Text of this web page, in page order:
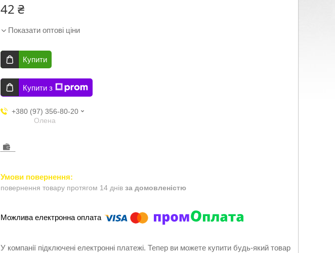
42 ₴
Показати оптові ціни
Купити
Купити з
+380 (97) 356-80-20
Олена
повернення товару протягом 14 днів за домовленістю
У компанії підключені електронні платежі. Тепер ви можете купити будь-який товар